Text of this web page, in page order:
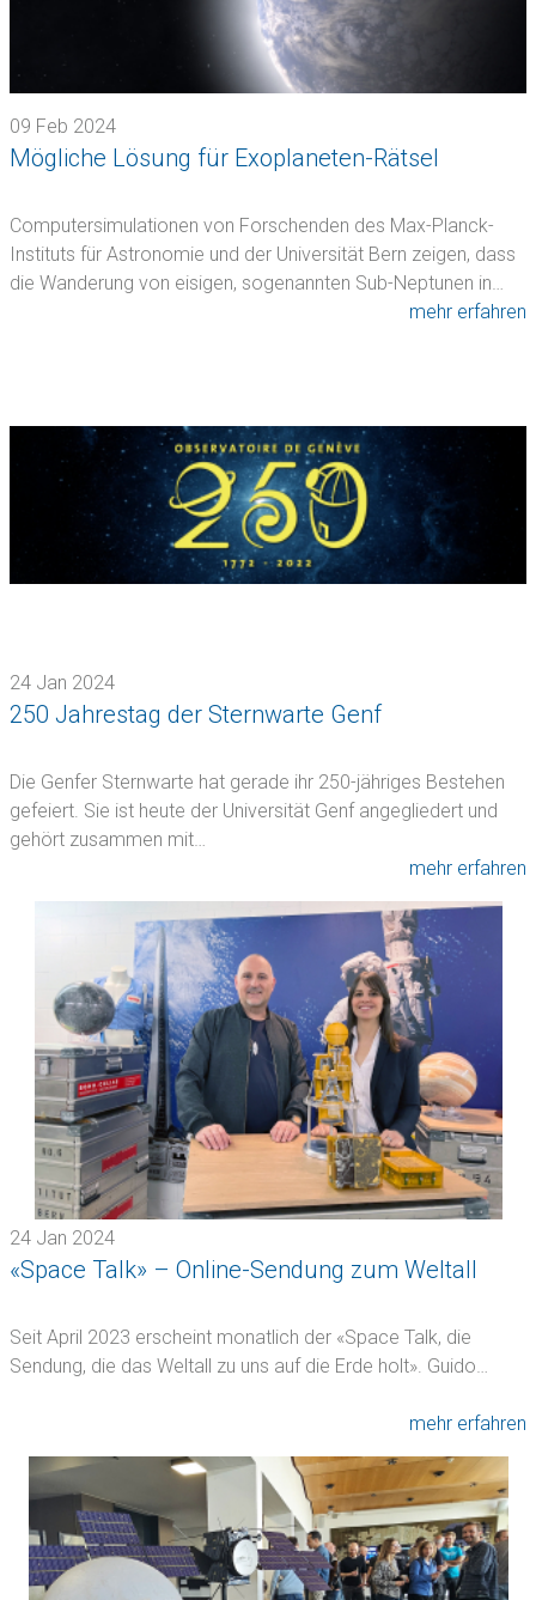
09 Feb 2024
Mögliche Lösung für Exoplaneten-Rätsel
Computersimulationen von Forschenden des Max-Planck-
Instituts für Astronomie und der Universität Bern zeigen, dass
die Wanderung von eisigen, sogenannten Sub-Neptunen in…
mehr erfahren
24 Jan 2024
250 Jahrestag der Sternwarte Genf
Die Genfer Sternwarte hat gerade ihr 250-jähriges Bestehen
gefeiert. Sie ist heute der Universität Genf angegliedert und
gehört zusammen mit…
mehr erfahren
24 Jan 2024
«Space Talk» – Online-Sendung zum Weltall
Seit April 2023 erscheint monatlich der «Space Talk, die
Sendung, die das Weltall zu uns auf die Erde holt». Guido…
mehr erfahren